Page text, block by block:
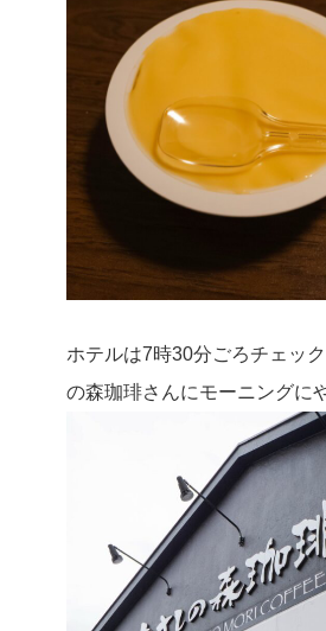
ホテルは7時30分ごろチェッ
の森珈琲さんにモーニングに